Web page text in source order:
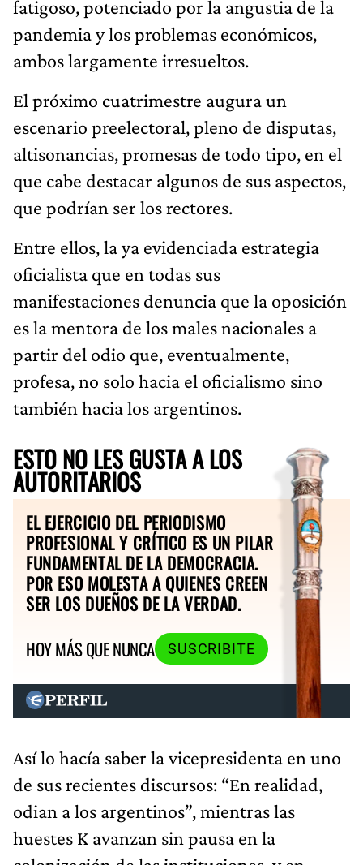
fatigoso, potenciado por la angustia de la
pandemia y los problemas económicos,
ambos largamente irresueltos.
El próximo cuatrimestre augura un
escenario preelectoral, pleno de disputas,
altisonancias, promesas de todo tipo, en el
que cabe destacar algunos de sus aspectos,
que podrían ser los rectores.
Entre ellos, la ya evidenciada estrategia
oficialista que en todas sus
manifestaciones denuncia que la oposición
es la mentora de los males nacionales a
partir del odio que, eventualmente,
profesa, no solo hacia el oficialismo sino
también hacia los argentinos.
ESTO NO LES GUSTA A LOS
AUTORITARIOS
EL EJERCICIO DEL PERIODISMO
PROFESIONAL Y CRÍTICO ES UN PILAR
FUNDAMENTAL DE LA DEMOCRACIA.
POR ESO MOLESTA A QUIENES CREEN
SER LOS DUEÑOS DE LA VERDAD.
HOY MÁS QUE NUNCA
SUSCRIBITE
Así lo hacía saber la vicepresidenta en uno
de sus recientes discursos: “En realidad,
odian a los argentinos”, mientras las
huestes K avanzan sin pausa en la